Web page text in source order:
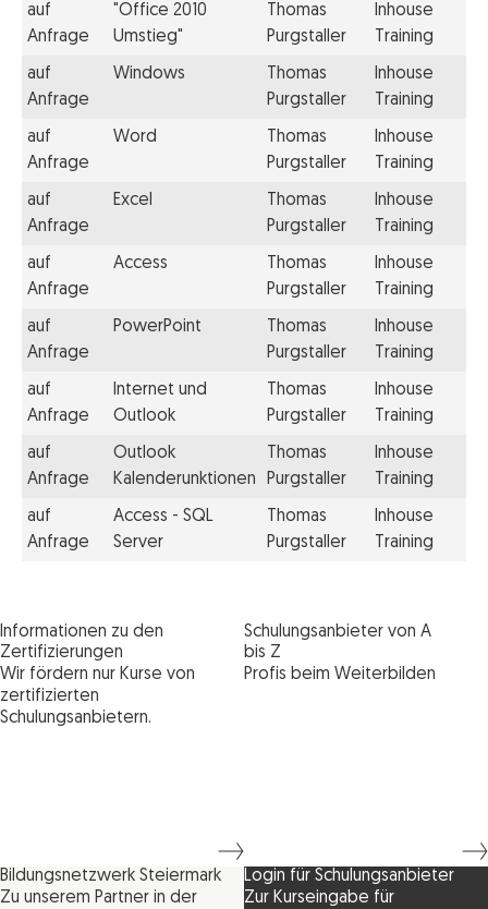
auf
Anfrage
"Office 2010
Umstieg"
Thomas
Purgstaller
Inhouse
Training
auf
Anfrage
Windows
Thomas
Purgstaller
Inhouse
Training
auf
Anfrage
Word
Thomas
Purgstaller
Inhouse
Training
auf
Anfrage
Excel
Thomas
Purgstaller
Inhouse
Training
auf
Anfrage
Access
Thomas
Purgstaller
Inhouse
Training
auf
Anfrage
PowerPoint
Thomas
Purgstaller
Inhouse
Training
auf
Anfrage
Internet und
Outlook
Thomas
Purgstaller
Inhouse
Training
auf
Anfrage
Outlook
Kalenderunktionen
Thomas
Purgstaller
Inhouse
Training
auf
Anfrage
Access - SQL
Server
Thomas
Purgstaller
Inhouse
Training
Informationen zu den
Zertifizierungen
Wir fördern nur Kurse von
zertifizierten
Schulungsanbietern.
Schulungsanbieter von A
bis Z
Profis beim Weiterbilden
Bildungsnetzwerk Steiermark
Zu unserem Partner in der
Login für Schulungsanbieter
Zur Kurseingabe für